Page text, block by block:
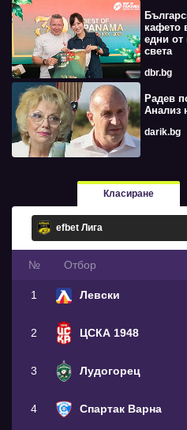
кафето
едни от
света
dbr.bg
Радев
Анализ
darik.bg
Класиране
№ Oтбор
1 Левски
2 ЦСКА 1948
3 Лудогорец
4 Спартак Варна